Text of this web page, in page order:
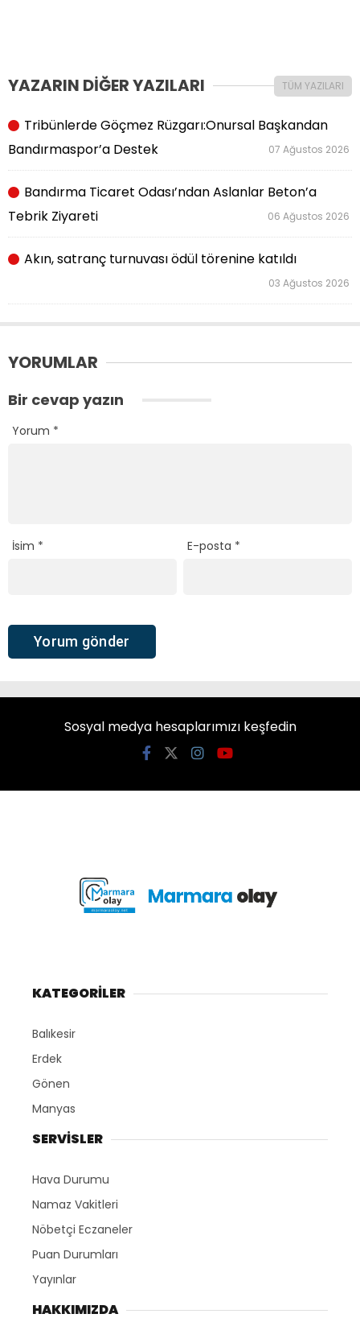
YAZARIN DİĞER YAZILARI TÜM YAZILARI
Tribünlerde Göçmez Rüzgarı:Onursal Başkandan
Bandırmaspor’a Destek
07 Ağustos 2026
Bandırma Ticaret Odası’ndan Aslanlar Beton’a
Tebrik Ziyareti
06 Ağustos 2026
Akın, satranç turnuvası ödül törenine katıldı
03 Ağustos 2026
YORUMLAR
Bir cevap yazın
Yorum *
İsim * E-posta *
Sosyal medya hesaplarımızı keşfedin
KATEGORİLER
Balıkesir
Erdek
Gönen
Manyas
SERVİSLER
Hava Durumu
Namaz Vakitleri
Nöbetçi Eczaneler
Puan Durumları
Yayınlar
HAKKIMIZDA